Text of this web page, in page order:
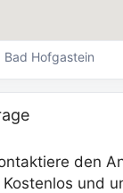
Hofgastein
den
Kostenlos und